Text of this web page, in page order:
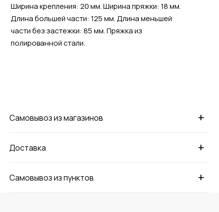
Ширина крепления: 20 мм. Ширина пряжки: 18 мм.
Длина большей части: 125 мм. Длина меньшей
части без застежки: 85 мм. Пряжка из
полированной стали.
+
Самовывоз из магазинов
+
Доставка
+
Самовывоз из пунктов